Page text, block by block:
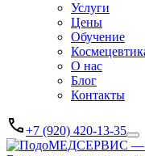
Услуги
Цены
Обучение
О нас
Блог
Контакты
+7 (920) 420-13-35